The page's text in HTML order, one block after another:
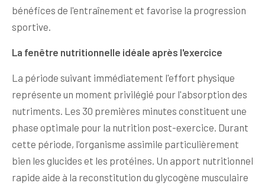
bénéfices de l'entraînement et favorise la progression
sportive.
La fenêtre nutritionnelle idéale après l'exercice
La période suivant immédiatement l'effort physique
représente un moment privilégié pour l'absorption des
nutriments. Les 30 premières minutes constituent une
phase optimale pour la nutrition post-exercice. Durant
cette période, l'organisme assimile particulièrement
bien les glucides et les protéines. Un apport nutritionnel
rapide aide à la reconstitution du glycogène musculaire